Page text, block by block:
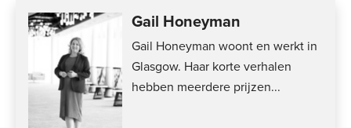
Gail Honeyman
Gail Honeyman woont en werkt in
Glasgow. Haar korte verhalen
hebben meerdere prijzen...